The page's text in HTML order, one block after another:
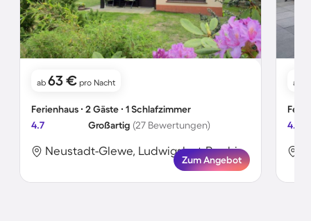
ab 63 € pro Nacht
Ferienhaus ∙ 2 Gäste ∙ 1 Schlafzimmer
4.7
Großartig (27 Bewertungen)
Neustadt-Glewe, Ludwigslust-Parchim, Deutschland
Zum Angebot
ab
4.8